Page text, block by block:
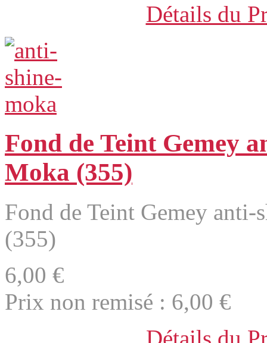
Détails du
Fond de Teint Gemey
Moka (355)
Fond de Teint Gemey
(355)
6,00 €
Prix non remisé : 6,00 €